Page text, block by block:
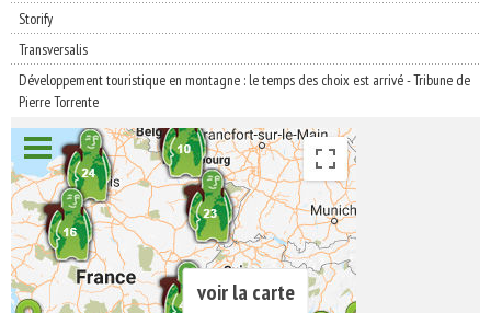
Storify
Transversalis
Développement touristique en montagne : le temps des choix est arrivé - Tribune de
Pierre Torrente
voir la carte